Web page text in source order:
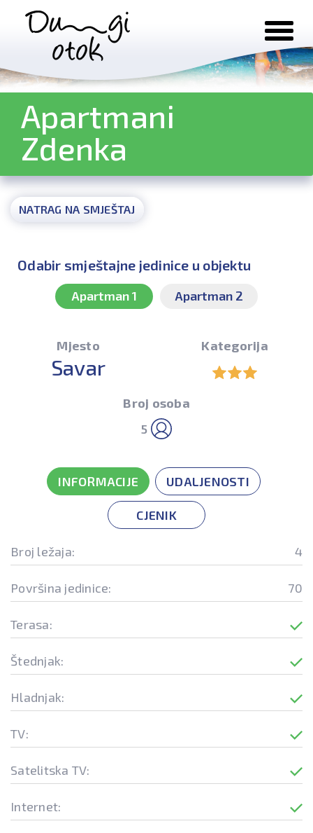
Preskoči na sadržaj
Apartmani
Zdenka
NATRAG NA SMJEŠTAJ
Odabir smještajne jedinice u objektu
Apartman 1 Apartman 2
Mjesto
Savar
Kategorija
Broj osoba
5
INFORMACIJE UDALJENOSTI
CJENIK
Broj ležaja: 4
Površina jedinice: 70
Terasa:
Štednjak:
Hladnjak:
TV:
Satelitska TV:
Internet: